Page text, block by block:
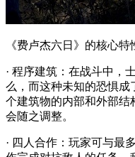
《费卢杰六日》的核心特
· 程序建筑：在战斗中，
么，而这种未知的恐惧成
个建筑物的内部和外部结
会随之调整。
· 四人合作：玩家可与最